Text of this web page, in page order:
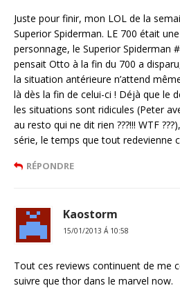
Juste pour finir, mon LOL de la
Superior Spiderman. LE 700 était
personnage, le Superior Spiderman
pensait Otto à la fin du 700 a
la situation antérieure n’attend
là dès la fin de celui-ci ! Déjà que le
les situations sont ridicules (Peter
au resto qui ne dit rien ???!!! WTF
série, le temps que tout redevienne
RÉPONDRE
Kaostorm
15/01/2013 Á 10:58
Tout ces reviews continuent de me
suivre que thor dans le marvel now.